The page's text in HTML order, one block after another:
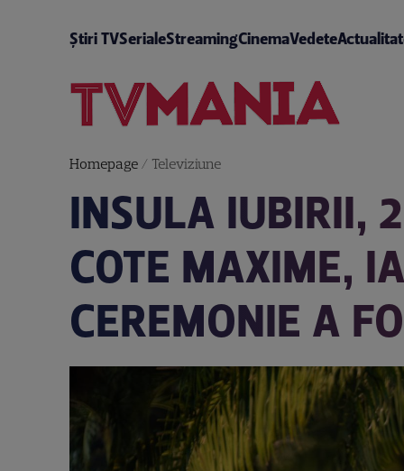
Știri TVSerialeStreamingCinemaVedete
Homepage/ Televiziune
INSULA IUBIRII,
COTE MAXIME,
CEREMONIE A